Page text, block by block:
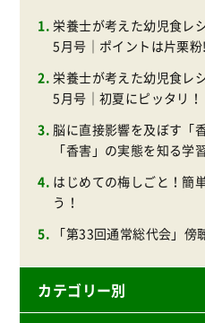
栄養士が考えた幼児食レ
5月号｜ポイントは片栗粉
栄養士が考えた幼児食レ
5月号｜初夏にピッタリ！
脳に直接影響を及ぼす「
「香害」の実態を知る学
はじめての梅しごと！簡
う！
「第33回通常総代会」傍
カテゴリー別